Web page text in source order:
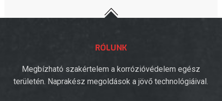
RÓLUNK
Megbízható szakértelem a korrózióvédelem egész
területén. Naprakész megoldások a jövő technológiáival.